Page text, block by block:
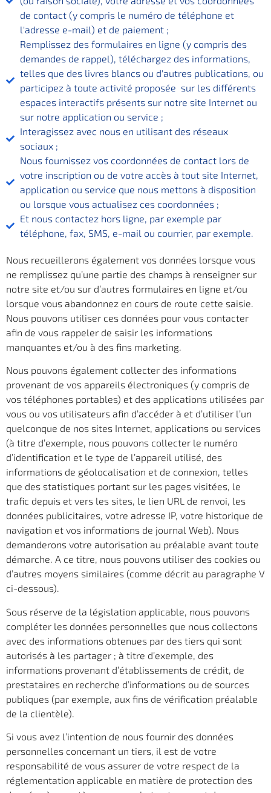
de contact (y compris le numéro de téléphone et
l'adresse e-mail) et de paiement ;
Remplissez des formulaires en ligne (y compris des
demandes de rappel), téléchargez des informations,
telles que des livres blancs ou d'autres publications, ou
participez à toute activité proposée sur les différents
espaces interactifs présents sur notre site Internet ou
sur notre application ou service ;
Interagissez avec nous en utilisant des réseaux
sociaux ;
Nous fournissez vos coordonnées de contact lors de
votre inscription ou de votre accès à tout site Internet,
application ou service que nous mettons à disposition
ou lorsque vous actualisez ces coordonnées ;
Et nous contactez hors ligne, par exemple par
téléphone, fax, SMS, e-mail ou courrier, par exemple.
Nous recueillerons également vos données lorsque vous
ne remplissez qu’une partie des champs à renseigner sur
notre site et/ou sur d’autres formulaires en ligne et/ou
lorsque vous abandonnez en cours de route cette saisie.
Nous pouvons utiliser ces données pour vous contacter
afin de vous rappeler de saisir les informations
manquantes et/ou à des fins marketing.
Nous pouvons également collecter des informations
provenant de vos appareils électroniques (y compris de
vos téléphones portables) et des applications utilisées par
vous ou vos utilisateurs afin d’accéder à et d’utiliser l’un
quelconque de nos sites Internet, applications ou services
(à titre d’exemple, nous pouvons collecter le numéro
d’identification et le type de l’appareil utilisé, des
informations de géolocalisation et de connexion, telles
que des statistiques portant sur les pages visitées, le
trafic depuis et vers les sites, le lien URL de renvoi, les
données publicitaires, votre adresse IP, votre historique de
navigation et vos informations de journal Web). Nous
demanderons votre autorisation au préalable avant toute
démarche. A ce titre, nous pouvons utiliser des cookies ou
d’autres moyens similaires (comme décrit au paragraphe V
ci-dessous).
Sous réserve de la législation applicable, nous pouvons
compléter les données personnelles que nous collectons
avec des informations obtenues par des tiers qui sont
autorisés à les partager ; à titre d’exemple, des
informations provenant d’établissements de crédit, de
prestataires en recherche d’informations ou de sources
publiques (par exemple, aux fins de vérification préalable
de la clientèle).
Si vous avez l’intention de nous fournir des données
personnelles concernant un tiers, il est de votre
responsabilité de vous assurer de votre respect de la
réglementation applicable en matière de protection des